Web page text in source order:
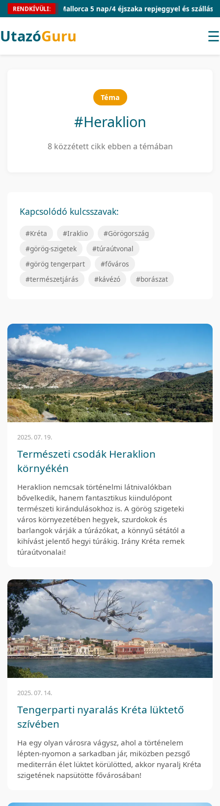
RENDKÍVÜLI:Mallorca 5 nap/4 éjszaka repjeggyel és szállással
UtazóGuru ☰
Téma
#Heraklion
8 közzétett cikk ebben a témában
Kapcsolódó kulcsszavak:
#Kréta #Iraklio
#Görögország
#görög-szigetek
#túraútvonal
#görög tengerpart
#főváros
#természetjárás
#kávézó #borászat
2025. 07. 19.
Természeti csodák Heraklion
környékén
Heraklion nemcsak történelmi látnivalókban
bővelkedik, hanem fantasztikus kiindulópont
természeti kirándulásokhoz is. A görög szigeteki
város környezetében hegyek, szurdokok és
barlangok várják a túrázókat, a könnyű sétától a
kihívást jelentő hegyi túrákig. Irány Kréta remek
túraútvonalai!
2025. 07. 14.
Tengerparti nyaralás Kréta lüktető
szívében
Ha egy olyan városra vágysz, ahol a történelem
lépten-nyomon a sarkadban jár, miközben pezsgő
mediterrán élet lüktet körülötted, akkor nyaralj Kréta
szigetének napsütötte fővárosában!